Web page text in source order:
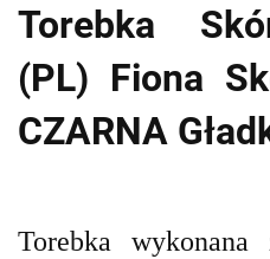
Torebka
(PL) Fiona
CZARNA
Torebka